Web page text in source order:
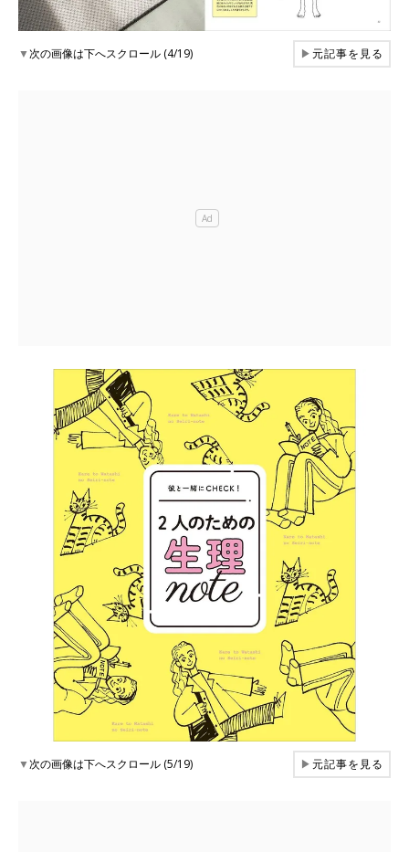
▼次の画像は下へスクロール (4/19) ▶元記事を見る
▼次の画像は下へスクロール (5/19) ▶元記事を見る